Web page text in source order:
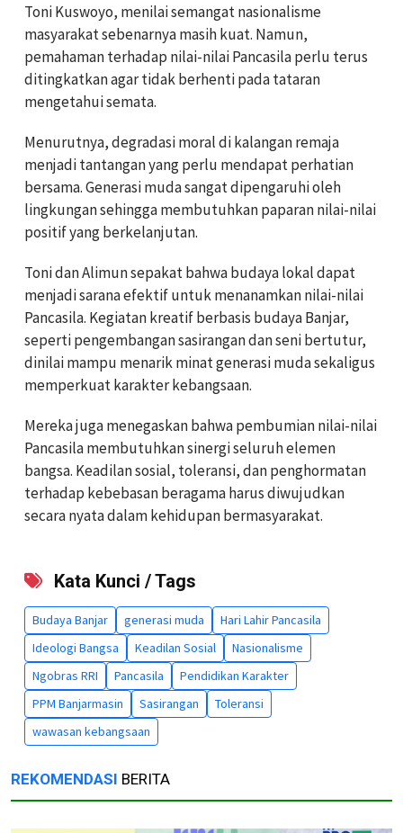
Toni Kuswoyo, menilai semangat nasionalisme
masyarakat sebenarnya masih kuat. Namun,
pemahaman terhadap nilai-nilai Pancasila perlu terus
ditingkatkan agar tidak berhenti pada tataran
mengetahui semata.
Menurutnya, degradasi moral di kalangan remaja
menjadi tantangan yang perlu mendapat perhatian
bersama. Generasi muda sangat dipengaruhi oleh
lingkungan sehingga membutuhkan paparan nilai-nilai
positif yang berkelanjutan.
Toni dan Alimun sepakat bahwa budaya lokal dapat
menjadi sarana efektif untuk menanamkan nilai-nilai
Pancasila. Kegiatan kreatif berbasis budaya Banjar,
seperti pengembangan sasirangan dan seni bertutur,
dinilai mampu menarik minat generasi muda sekaligus
memperkuat karakter kebangsaan.
Mereka juga menegaskan bahwa pembumian nilai-nilai
Pancasila membutuhkan sinergi seluruh elemen
bangsa. Keadilan sosial, toleransi, dan penghormatan
terhadap kebebasan beragama harus diwujudkan
secara nyata dalam kehidupan bermasyarakat.
Kata Kunci / Tags
Budaya Banjar generasi muda
Hari Lahir Pancasila
Ideologi Bangsa
Keadilan Sosial
Nasionalisme
Ngobras RRI
Pancasila
Pendidikan Karakter
PPM Banjarmasin
Sasirangan
Toleransi
wawasan kebangsaan
REKOMENDASI BERITA